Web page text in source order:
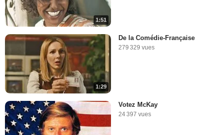
1:51
1:29
De la Comédie-Française
279 329 vues
Votez McKay
24 397 vues